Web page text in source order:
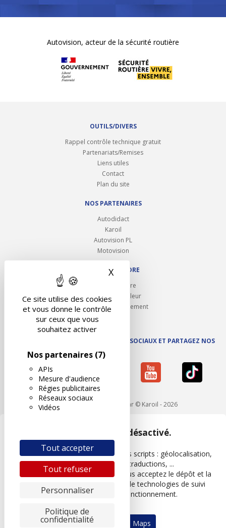
Ce site utilise des cookies
et vous donne le contrôle
sur ceux que vous
souhaitez activer
Nos partenaires (7)
APIs
Mesure d'audience
Régies publicitaires
Réseaux sociaux
Vidéos
Tout accepter
Tout refuser
Personnaliser
Politique de
confidentialité
X Masquer le bandeau des
Autovision, acteur de la sécurité routière
OUTILS/DIVERS
Rappel contrôle technique gratuit
Partenariats/Remises
Liens utiles
Contact
Plan du site
NOS PARTENAIRES
Autodidact
Karoil
Autovision PL
Motovision
NOUS REJOINDRE
Ouvrir un centre
Devenez contrôleur
Carrières et recrutement
SUIVEZ AUTOVISION SUR LES RÉSEAUX SOCIAUX ET PARTAGEZ NOS
ACTUS
Mentions légales - Réalisé par © Karoil - 2026
Google Maps est désactivé.
Les APIs permettent de charger des scripts : géolocalisation,
moteurs de recherche, traductions, ...
En autorisant ces services tiers, vous acceptez le dépôt et la
lecture de cookies et l'utilisation de technologies de suivi
nécessaires à leur bon fonctionnement.
Autoriser Google Maps